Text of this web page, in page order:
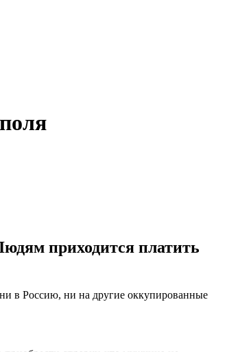
приходится платить
в Россию, ни на другие оккупированные